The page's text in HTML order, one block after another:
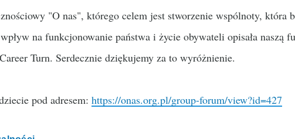
"O nas", którego celem jest stworzenie wspólnoty, która
na funkcjonowanie państwa i życie obywateli opisała naszą
Turn. Serdecznie dziękujemy za to wyróżnienie.
pod adresem: https://onas.org.pl/group-forum/view?id=427